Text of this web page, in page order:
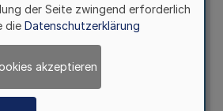
der Seite zwingend erforderlich
die Datenschutzerklärung
akzeptieren